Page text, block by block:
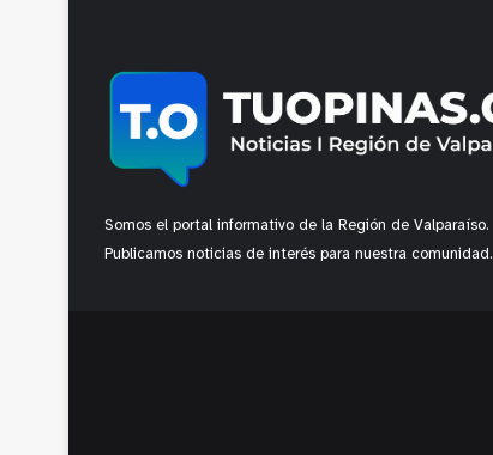
Somos el portal informativo de la Región de Valparaíso.
Publicamos noticias de interés para nuestra comunidad.